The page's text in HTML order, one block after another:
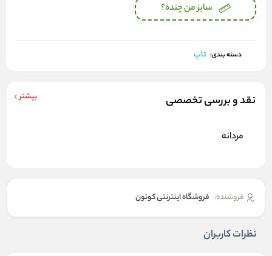
سایز من چنده؟
دسته بندی: تاپ
نقد و بررسی تخصصی بیشتر
مردانه
فروشنده: فروشگاه اینترنتی کوتون
نظرات کاربران